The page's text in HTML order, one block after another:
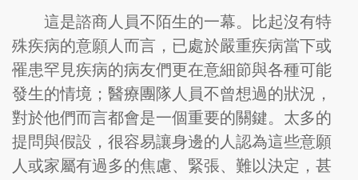
這是諮商人員不陌生的一幕。比起沒有特
殊疾病的意願人而言，已處於嚴重疾病當下或
罹患罕見疾病的病友們更在意細節與各種可能
發生的情境；醫療團隊人員不曾想過的狀況，
對於他們而言都會是一個重要的關鍵。太多的
提問與假設，很容易讓身邊的人認為這些意願
人或家屬有過多的焦慮、緊張、難以決定，甚